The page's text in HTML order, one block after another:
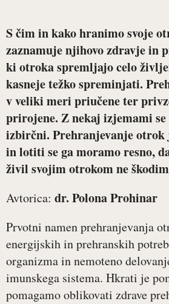
S čim in kako hranimo svoje
zaznamuje njihovo zdravje in
ki otroka spremljajo celo
kasneje težko spreminjati.
v veliki meri priučene ter
prirojene. Z nekaj izjemami
izbirčni. Prehranjevanje otrok
in lotiti se ga moramo resno,
živil svojim otrokom ne
Avtorica: dr. Polona Prohinar
Prvotni namen prehranjevanja
energijskih in prehranskih
organizma in nemoteno
imunskega sistema. Hkrati je
pomagamo oblikovati zdrave